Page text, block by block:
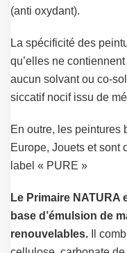
(anti oxydant).
La spécificité des
qu’elles ne
aucun solvant ou co-
siccatif nocif issu de
En outre, les peintures
Europe, Jouets et sont
label « PURE »
Le Primaire
base d’émulsion de
renouvelables.
Il